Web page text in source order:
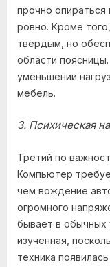
прочно
ровно. Кроме
твердым, но
области
уменьшении
мебель.
3. Психическая
Третий по
Компьютер
чем вождение
огромного
бывает в обычных
изученная,
техника